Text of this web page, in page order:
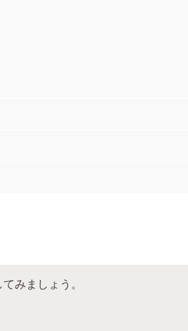
みましょう。